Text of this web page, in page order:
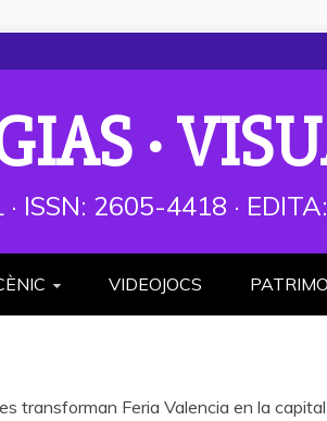
·
ISSN: 2605-4418 ·
VIDEOJOCS
transforman Feria Valencia en la